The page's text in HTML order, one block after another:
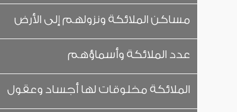
مساكن الملائكة ونزولهم إلى الأرض
عدد الملائكة وأسماؤهم
الملائكة مخلوقات لها أجساد وعقول